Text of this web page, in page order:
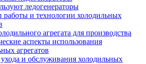
ледогенераторы
и технологии холодильных
агрегата для производства
аспекты использования
агрегатов
и обслуживания холодильных